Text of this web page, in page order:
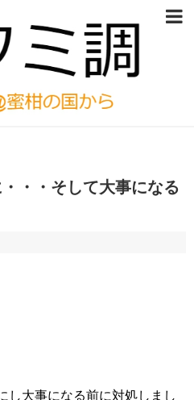
・・そして大事になる
し大事になる前に対処しまし